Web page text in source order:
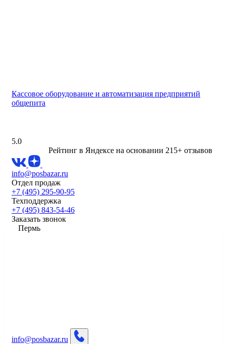
Кассовое оборудование и автоматизация предприятий
общепита
5.0
Рейтинг в Яндексе на основании 215+ отзывов
info@posbazar.ru
Отдел продаж
+7 (495) 295-90-95
Техподдержка
+7 (495) 843-54-46
Заказать звонок
Пермь
info@posbazar.ru